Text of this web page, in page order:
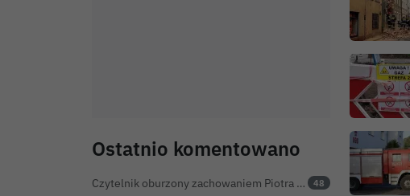
Ostatnio komentowano
Czytelnik oburzony zachowaniem Piotra Romana na rocznicy prezydentury Karola Nawrockiego. Obejrzeliśmy nagranie 48